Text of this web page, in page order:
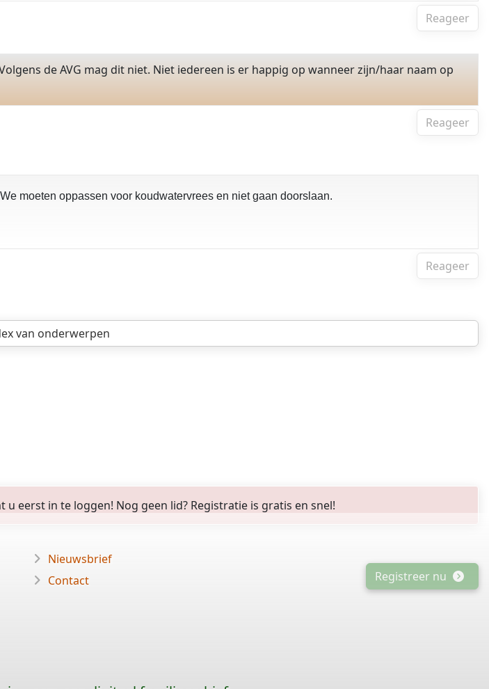
Reageer
de AVG mag dit niet. Niet iedereen is er happig op wanneer zijn/haar naam op
Reageer
moeten oppassen voor koudwatervrees en niet gaan doorslaan.
Reageer
van onderwerpen
eerst in te loggen! Nog geen lid? Registratie is gratis en snel!
Registreer nu
Nieuwsbrief
Contact